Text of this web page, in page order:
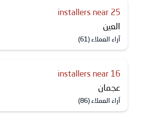
25 installers near
العين
آراء العملاء (61)
16 installers near
عجمان
آراء العملاء (86)